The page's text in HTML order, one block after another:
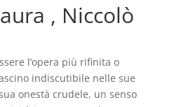
, Niccolò
l’opera più rifinita o
indiscutibile nelle sue
onestà crudele, un senso